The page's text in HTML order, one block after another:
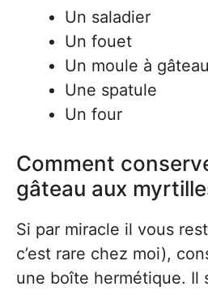
Un saladier
Un fouet
Un moule à gâteau
Une spatule
Un four
Comment
gâteau aux
Si par miracle il vous
c’est rare chez moi),
une boîte hermétique. Il